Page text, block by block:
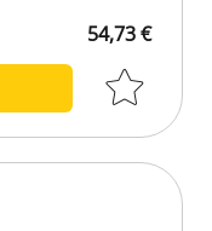
54,73 €